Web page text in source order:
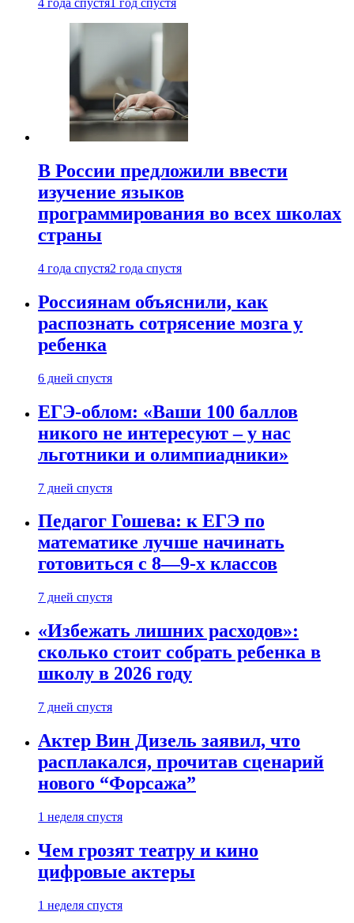
4 года спустя 1 год спустя
В России предложили ввести
изучение языков
программирования во всех школах
страны
4 года спустя2 года спустя
Россиянам объяснили, как
распознать сотрясение мозга у
ребенка
6 дней спустя
ЕГЭ-облом: «Ваши 100 баллов
никого не интересуют – у нас
льготники и олимпиадники»
7 дней спустя
Педагог Гошева: к ЕГЭ по
математике лучше начинать
готовиться с 8—9-х классов
7 дней спустя
«Избежать лишних расходов»:
сколько стоит собрать ребенка в
школу в 2026 году
7 дней спустя
Актер Вин Дизель заявил, что
расплакался, прочитав сценарий
нового “Форсажа”
1 неделя спустя
Чем грозят театру и кино
цифровые актеры
1 неделя спустя